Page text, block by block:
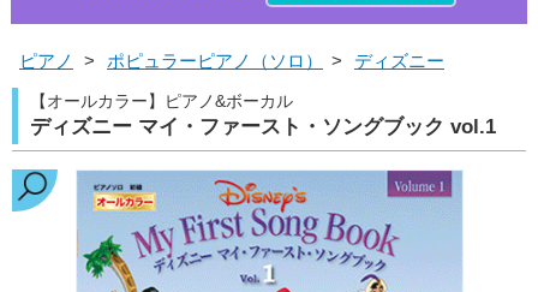
ピアノ > ポピュラーピアノ（ソロ） > ディズニー
【オールカラー】ピアノ&ボーカル
ディズニー マイ・ファースト・ソングブック vol.1